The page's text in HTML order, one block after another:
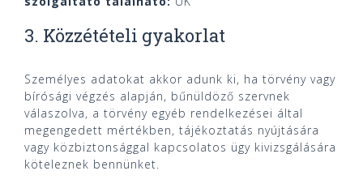
3. Közzétételi gyakorlat
Személyes adatokat akkor adunk ki, ha törvény vagy
bírósági végzés alapján, bűnüldöző szervnek
válaszolva, a törvény egyéb rendelkezései által
megengedett mértékben, tájékoztatás nyújtására
vagy közbiztonsággal kapcsolatos ügy kivizsgálására
köteleznek bennünket.